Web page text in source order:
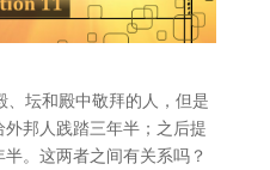
、坛和殿中敬拜的人，但是
邦人践踏三年半；之后提
。这两者之间有关系吗？